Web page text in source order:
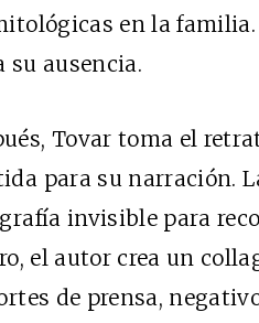
en la
su ausencia.
Tovar toma el
para su narración.
invisible para
el autor crea un
de prensa,